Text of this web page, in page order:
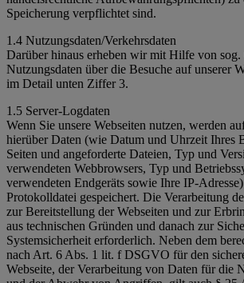
Speicherung verpflichtet sind.
1.4 Nutzungsdaten/Verkehrsdaten
Darüber hinaus erheben wir mit Hilfe von sog.
Nutzungsdaten über die Besuche auf unserer
im Detail unten Ziffer 3.
1.5 Server-Logdaten
Wenn Sie unsere Webseiten nutzen, werden
hierüber Daten (wie Datum und Uhrzeit Ihres
Seiten und angeforderte Dateien, Typ und
verwendeten Webbrowsers, Typ und
verwendeten Endgeräts sowie Ihre IP-
Protokolldatei gespeichert. Die Verarbeitung
zur Bereitstellung der Webseiten und zur
aus technischen Gründen und danach zur
Systemsicherheit erforderlich. Neben dem
nach Art. 6 Abs. 1 lit. f DSGVO für den
Webseite, der Verarbeitung von Daten für die